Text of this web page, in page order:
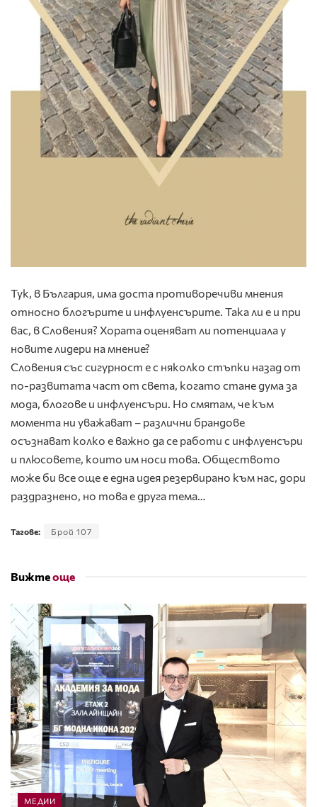
Тук, в България, има доста противоречиви мнения
относно блогърите и инфлуенсърите. Така ли е и при
вас, в Словения? Хората оценяват ли потенциала у
новите лидери на мнение?
Словения със сигурност е с няколко стъпки назад от
по-развитата част от света, когато стане дума за
мода, блогове и инфлуенсъри. Но смятам, че към
момента ни уважават – различни брандове
осъзнават колко е важно да се работи с инфлуенсъри
и плюсовете, които им носи това. Обществото
може би все още е една идея резервирано към нас, дори
раздразнено, но това е друга тема…
Тагове: Брой 107
Вижтеоще
МЕДИИ